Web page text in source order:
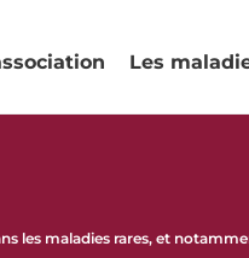
Les
les maladies rares, et